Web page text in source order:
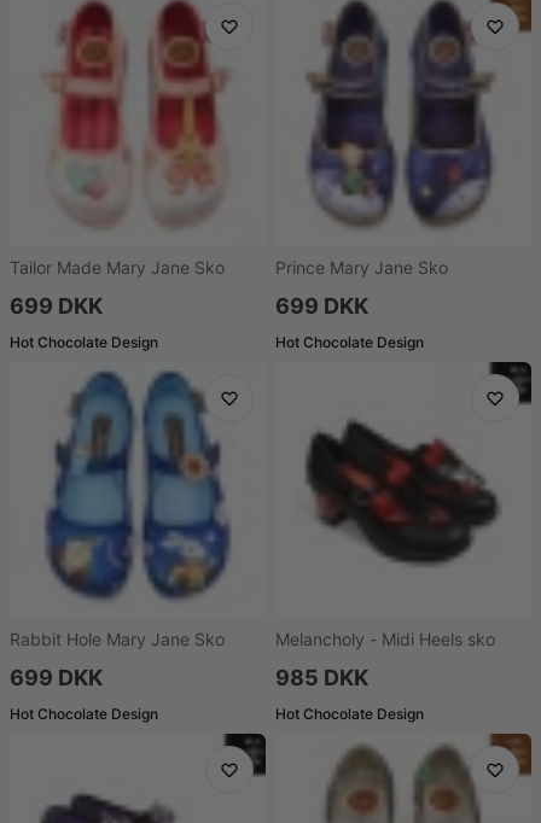
Tailor Made Mary Jane Sko
699 DKK
Hot Chocolate Design
Prince Mary Jane Sko
699 DKK
Hot Chocolate Design
Rabbit Hole Mary Jane Sko
699 DKK
Hot Chocolate Design
Melancholy - Midi Heels sko
985 DKK
Hot Chocolate Design